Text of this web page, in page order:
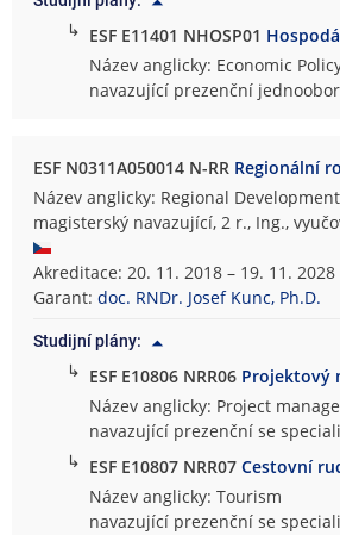
↳ ESF E11401 NHOSP01
Název anglicky: Economic
navazující prezenční
ESF N0311A050014 N-RR Regionální
Název anglicky: Regional Development
magisterský navazující, 2 r., Ing.,
Akreditace: 20. 11. 2018 – 19. 11. 2028
Garant:doc. RNDr. Josef Kunc, Ph.D.
Studijní plány:
↳ ESF E10806 NRR06 Projektový
Název anglicky: Project
navazující prezenční se
↳ ESF E10807 NRR07Cestovní
Název anglicky: Tourism
navazující prezenční se